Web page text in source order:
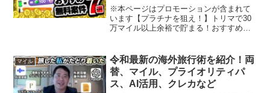
た！【3月17日～3月30日まで報
酬1.4倍にアップ！】
※本ページはプロモーションが含まれて
います【プラチナを狙え！】トリマで30
万マイル以上余裕で貯まる！おすすめ無
ーーーーーーーーーーーーーーーーーー
ーー▼ガチ...
マイル
令和最新の海外旅行術を紹介！両
替、マイル、プライオリティパ
ス、AI活用、クレカなど